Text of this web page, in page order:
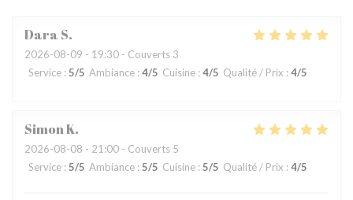
Dara S
2026-08-09 - 19:30 - Couverts 3
Service : 5/5 Ambiance : 4/5 Cuisine : 4/5 Qualité / Prix : 4/5
SimonK
2026-08-08 - 21:00 - Couverts 5
Service : 5/5 Ambiance : 5/5 Cuisine : 5/5 Qualité / Prix : 4/5